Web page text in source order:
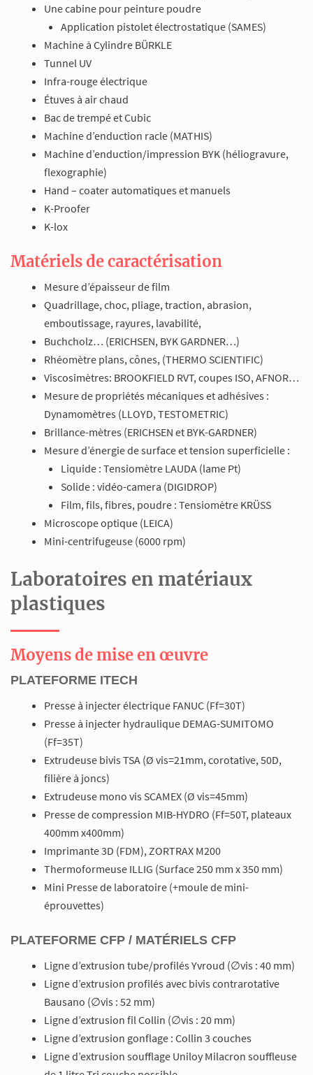
Une cabine pour peinture poudre
Application pistolet électrostatique (SAMES)
Machine à Cylindre BÜRKLE
Tunnel UV
Infra-rouge électrique
Étuves à air chaud
Bac de trempé et Cubic
Machine d’enduction racle (MATHIS)
Machine d’enduction/impression BYK (héliogravure,
flexographie)
Hand – coater automatiques et manuels
K-Proofer
K-lox
Matériels de caractérisation
Mesure d’épaisseur de film
Quadrillage, choc, pliage, traction, abrasion,
emboutissage, rayures, lavabilité,
Buchcholz… (ERICHSEN, BYK GARDNER…)
Rhéomètre plans, cônes, (THERMO SCIENTIFIC)
Viscosimètres: BROOKFIELD RVT, coupes ISO, AFNOR…
Mesure de propriétés mécaniques et adhésives :
Dynamomètres (LLOYD, TESTOMETRIC)
Brillance-mètres (ERICHSEN et BYK-GARDNER)
Mesure d’énergie de surface et tension superficielle :
Liquide : Tensiomètre LAUDA (lame Pt)
Solide : vidéo-camera (DIGIDROP)
Film, fils, fibres, poudre : Tensiomètre KRÜSS
Microscope optique (LEICA)
Mini-centrifugeuse (6000 rpm)
Laboratoires en matériaux
plastiques
Moyens de mise en œuvre
PLATEFORME ITECH
Presse à injecter électrique FANUC (Ff=30T)
Presse à injecter hydraulique DEMAG-SUMITOMO
(Ff=35T)
Extrudeuse bivis TSA (Ø vis=21mm, corotative, 50D,
filière à joncs)
Extrudeuse mono vis SCAMEX (Ø vis=45mm)
Presse de compression MIB-HYDRO (Ff=50T, plateaux
400mm x400mm)
Imprimante 3D (FDM), ZORTRAX M200
Thermoformeuse ILLIG (Surface 250 mm x 350 mm)
Mini Presse de laboratoire (+moule de mini-
éprouvettes)
PLATEFORME CFP / MATÉRIELS CFP
Ligne d’extrusion tube/profilés Yvroud (∅vis : 40 mm)
Ligne d’extrusion profilés avec bivis contrarotative
Bausano (∅vis : 52 mm)
Ligne d’extrusion fil Collin (∅vis : 20 mm)
Ligne d’extrusion gonflage : Collin 3 couches
Ligne d’extrusion soufflage Uniloy Milacron souffleuse